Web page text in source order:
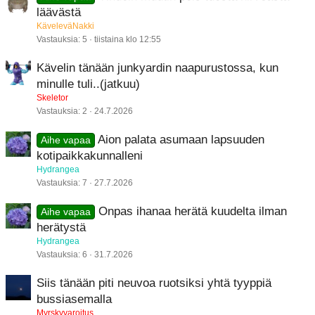
läävästä
KäveleväNakki
Vastauksia 5 tiistaina klo 12:55
Kävelin tänään junkyardin naapurustossa, kun
minulle tuli..(jatkuu)
Skeletor
Vastauksia 2 24.7.2026
Aihe vapaa
Aion palata asumaan lapsuuden
kotipaikkakunnalleni
Hydrangea
Vastauksia 7 27.7.2026
Aihe vapaa
Onpas ihanaa herätä kuudelta ilman
herätystä
Hydrangea
Vastauksia 6 31.7.2026
Siis tänään piti neuvoa ruotsiksi yhtä tyyppiä
bussiasemalla
Myrskyvaroitus